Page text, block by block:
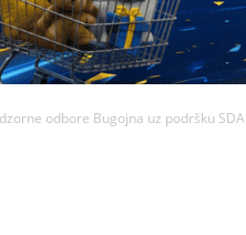
odbore Bugojna uz podršku SDA